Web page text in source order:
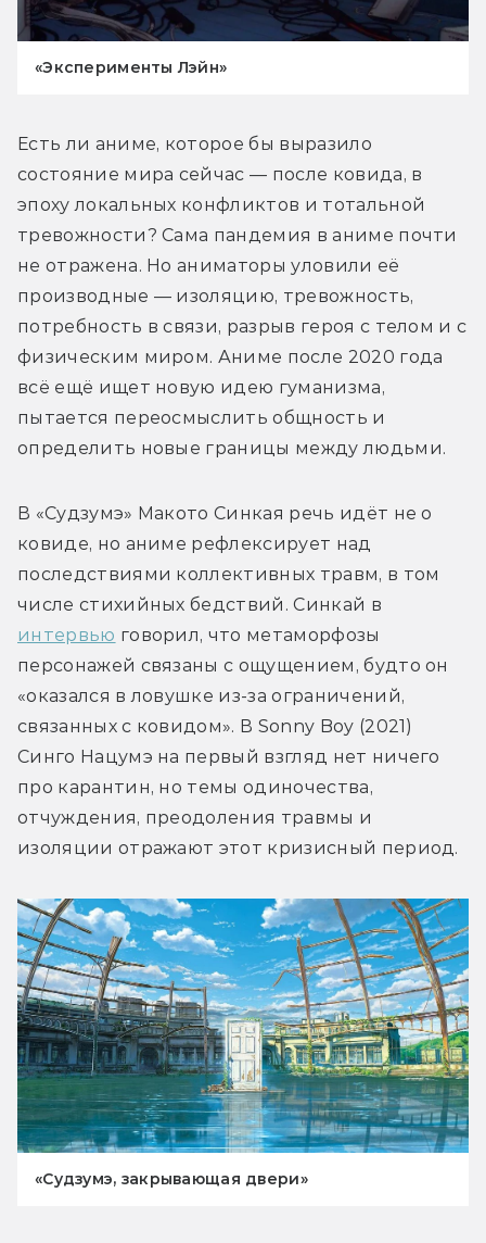
«Эксперименты Лэйн»
Есть ли аниме, которое бы выразило
состояние мира сейчас — после ковида, в
эпоху локальных конфликтов и тотальной
тревожности? Сама пандемия в аниме почти
не отражена. Но аниматоры уловили её
производные — изоляцию, тревожность,
потребность в связи, разрыв героя с телом и с
физическим миром. Аниме после 2020 года
всё ещё ищет новую идею гуманизма,
пытается переосмыслить общность и
определить новые границы между людьми.
В «Судзумэ» Макото Синкая речь идёт не о
ковиде, но аниме рефлексирует над
последствиями коллективных травм, в том
интервью говорил, что метаморфозы
персонажей связаны с ощущением, будто он
«оказался в ловушке из-за ограничений,
связанных с ковидом». В Sonny Boy (2021)
Синго Нацумэ на первый взгляд нет ничего
про карантин, но темы одиночества,
отчуждения, преодоления травмы и
изоляции отражают этот кризисный период.
«Судзумэ, закрывающая двери»